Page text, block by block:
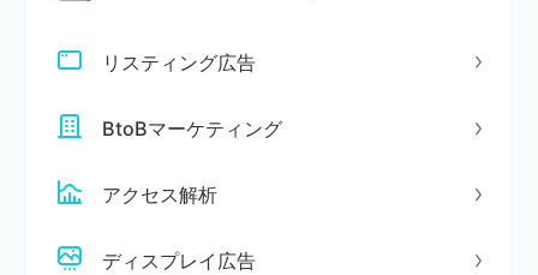
リスティング広告
BtoBマーケティング
アクセス解析
ディスプレイ広告